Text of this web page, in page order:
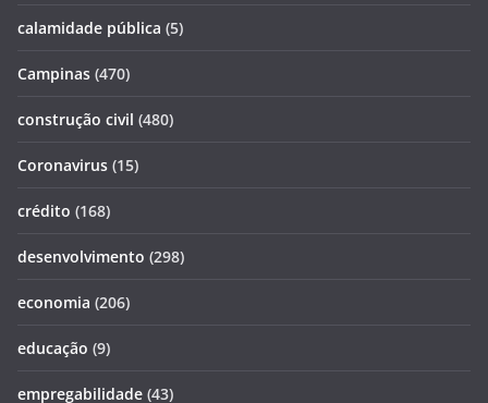
calamidade pública (5)
Campinas (470)
construção civil (480)
Coronavirus (15)
crédito (168)
desenvolvimento (298)
economia (206)
educação (9)
empregabilidade (43)